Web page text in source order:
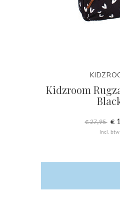
Kidzroom
€ 27,95 €
Incl. btw